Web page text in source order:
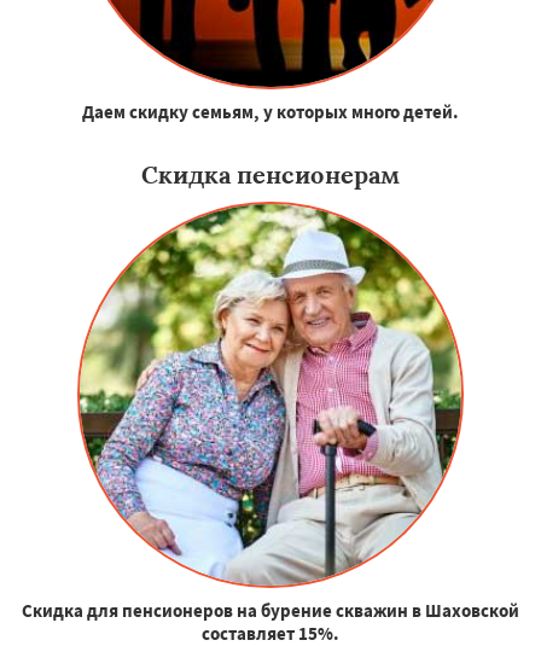
Даем скидку семьям, у которых много детей.
Скидка пенсионерам
Скидка для пенсионеров на бурение скважин в Шаховской
составляет 15%.